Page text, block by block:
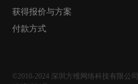
获得报价与方案
付款方式
©2010-2024 深圳方维网络科技有限公司